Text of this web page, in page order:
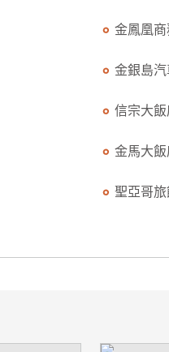
金鳳凰
金銀島
信宗大飯
金馬大飯
聖亞哥旅